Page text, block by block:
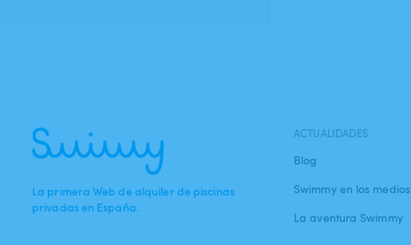
La primera Web de alquiler de piscinas
privadas en España.
ACTUALIDADES
Blog
Swimmy en los medios
La aventura Swimmy